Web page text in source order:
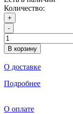
Количество:
+
-
В корзину
О доставке
Подробнее
О оплате